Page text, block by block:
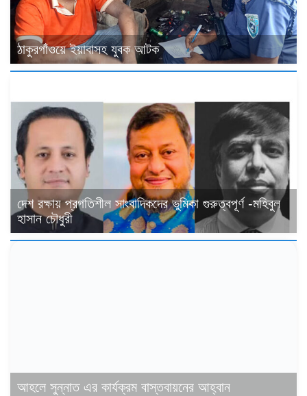
ঠাকুরগাঁওয়ে ইয়াবাসহ যুবক আটক
দেশ রক্ষায় প্রগতিশীল সাংবাদিকদের ভুমিকা গুরুত্বপূর্ণ -মহিবুল
হাসান চৌধুরী
আহলে সুন্নাত এর কার্যক্রম বাস্তবায়নের আহ্বান